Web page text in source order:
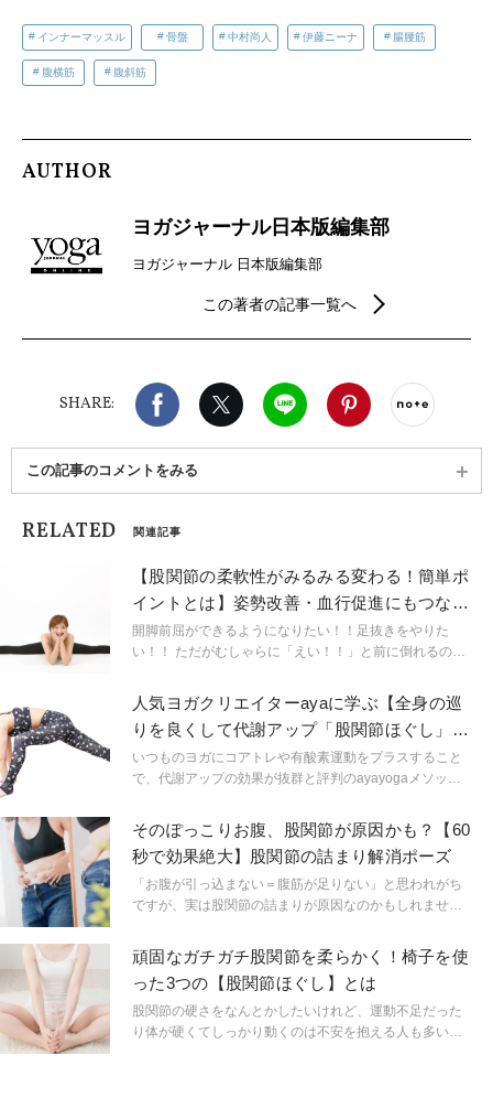
インナーマッスル 骨盤 中村尚人 伊藤ニーナ 腸腰筋
腹横筋 腹斜筋
AUTHOR
ヨガジャーナル日本版編集部
ヨガジャーナル 日本版編集部
この著者の記事一覧へ
SHARE:
Facebook X（旧twitter）
LINE Pinterest
この記事のコメントをみる
RELATED 関連記事
【股関節の柔軟性がみるみる変わる！簡単ポ
イントとは】姿勢改善・血行促進にもつなが
る「開脚練習法」
開脚前屈ができるようになりたい！！足抜きをやりた
い！！ ただがむしゃらに「えい！！」と前に倒れるので
してから行うと効果が変わります！
人気ヨガクリエイターayaに学ぶ【全身の巡
りを良くして代謝アップ「股関節ほぐし」】
やり方
いつものヨガにコアトレや有酸素運動をプラスすること
で、代謝アップの効果が抜群と評判のayayogaメソッ
ヒントを誌上レッスンしてもらいました!
そのぽっこりお腹、股関節が原因かも？【60
秒で効果絶大】股関節の詰まり解消ポーズ
「お腹が引っ込まない＝腹筋が足りない」と思われがち
ですが、実は股関節の詰まりが原因なのかもしれませ
骨盤が歪んだり腰痛になってしまうことも…。股関節の
詰まる原因や、気になる解消法をチェックしていきまし
ょう。
頑固なガチガチ股関節を柔らかく！椅子を使
った3つの【股関節ほぐし】とは
股関節の硬さをなんとかしたいけれど、運動不足だった
り体が硬くてしっかり動くのは不安を抱える人も多いで